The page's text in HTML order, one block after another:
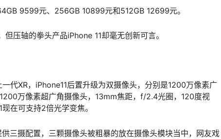
9599元、256GB 10899元和512GB 12699元。
压轴的拳头产品iPhone 11却毫无创新可言。
代XR，iPhone11后置升级为双摄像头，分别是1200万像素广
万像素超广角摄像头，13mm焦距，f/2.4光圈，120度视
在可支持2倍光学变焦。
三摄配置，三颗摄像头被粗暴的放在摄像头模块当中，网友戏